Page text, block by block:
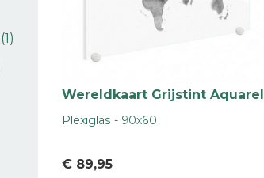
(1)
Wereldkaart Grijstint Aquarel
Plexiglas - 90x60
€ 89,95